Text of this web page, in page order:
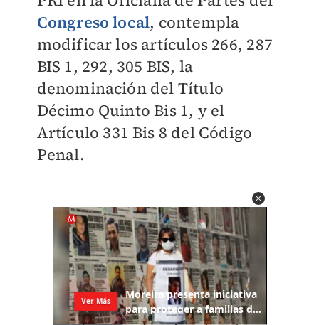
Congreso local, contempla
modificar los artículos 266, 287
BIS 1, 292, 305 BIS, la
denominación del Título
Décimo Quinto Bis 1, y el
Artículo 331 Bis 8 del Código
Penal.